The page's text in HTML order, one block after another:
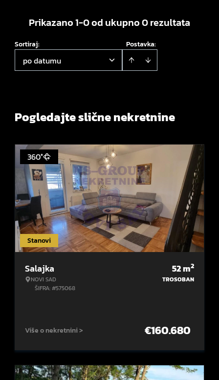
Prikazano 1-0 od ukupno 0 rezultata
Postavka:
Sortiraj:
po datumu
Pogledajte slične nekretnine
Stanovi
360°
Salajka
NOVI SAD
ŠIFRA: #575068
52m2
TROSOBAN
Više o nekretnini > €160.680